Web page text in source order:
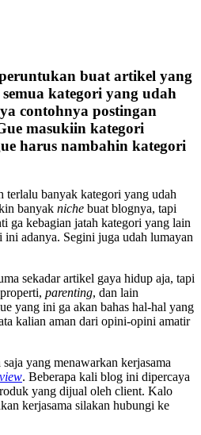
buat artikel yang
kategori yang udah
contohnya postingan
masukiin kategori
harus nambahin kategori
terlalu banyak kategori yang udah
banyak niche buat blognya, tapi
ga kebagian jatah kategori yang lain
ini adanya. Segini juga udah lumayan
sekadar artikel gaya hidup aja, tapi
parenting, dan lain
yang ini ga akan bahas hal-hal yang
kalian aman dari opini-opini amatir
yang menawarkan kerjasama
. Beberapa kali blog ini dipercaya
yang dijual oleh client. Kalo
kerjasama silakan hubungi ke